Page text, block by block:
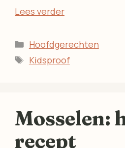
Lees verder
Categorieën
Hoofdgerechten
Tags
Kidsproof
Mosselen:
recept